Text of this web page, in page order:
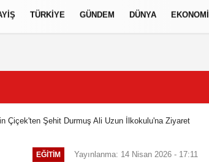
TÜRKIYE GÜNDEM DÜNYA EKONOMI
Çiçek'ten Şehit Durmuş Ali Uzun İlkokulu'na Ziyaret
EĞITIM Yayınlanma: 14 Nisan 2026 - 17:11